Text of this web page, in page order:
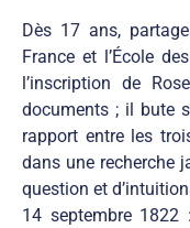
Dès 17 ans,
France et l’École
l’inscription de
documents ; il bute
rapport entre les
dans une recherche
question et
14 septembre